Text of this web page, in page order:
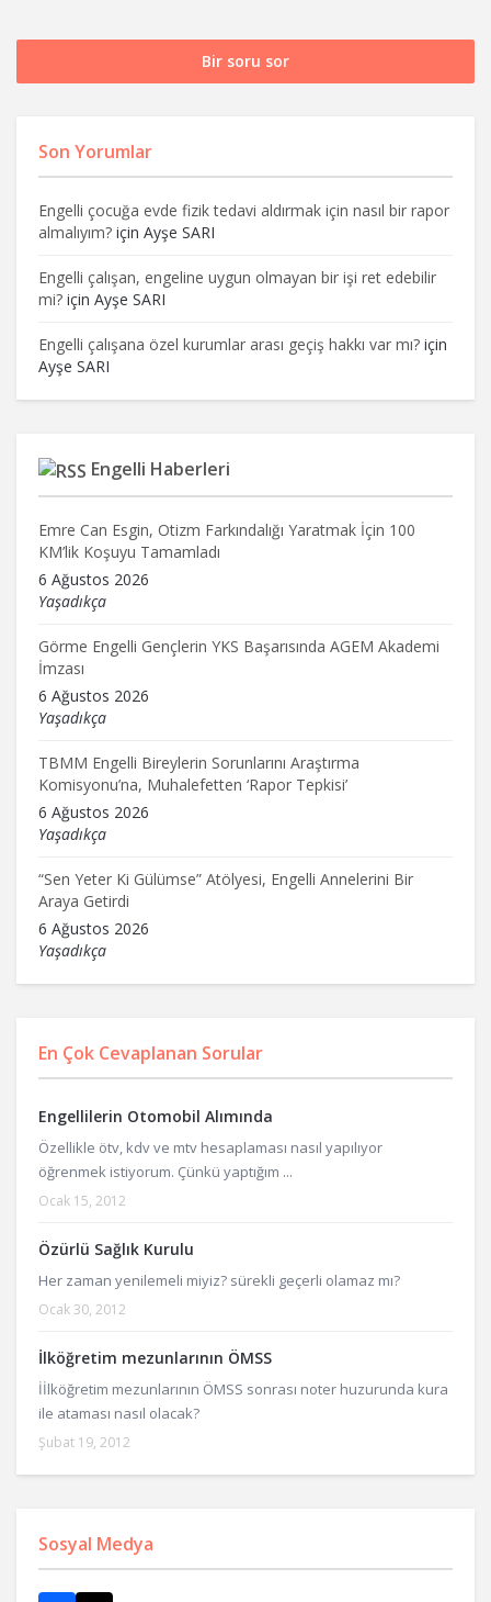
Bir soru sor
Son Yorumlar
Engelli çocuğa evde fizik tedavi aldırmak için nasıl bir rapor
almalıyım? için Ayşe SARI
Engelli çalışan, engeline uygun olmayan bir işi ret edebilir
mi? için Ayşe SARI
Engelli çalışana özel kurumlar arası geçiş hakkı var mı? için
Ayşe SARI
Engelli Haberleri
Emre Can Esgin, Otizm Farkındalığı Yaratmak İçin 100
KM’lik Koşuyu Tamamladı
6 Ağustos 2026
Yaşadıkça
Görme Engelli Gençlerin YKS Başarısında AGEM Akademi
İmzası
6 Ağustos 2026
Yaşadıkça
TBMM Engelli Bireylerin Sorunlarını Araştırma
Komisyonu’na, Muhalefetten ‘Rapor Tepkisi’
6 Ağustos 2026
Yaşadıkça
“Sen Yeter Ki Gülümse” Atölyesi, Engelli Annelerini Bir
Araya Getirdi
6 Ağustos 2026
Yaşadıkça
En Çok Cevaplanan Sorular
Engellilerin Otomobil Alımında
Özellikle ötv, kdv ve mtv hesaplaması nasıl yapılıyor
öğrenmek istiyorum. Çünkü yaptığım ...
Ocak 15, 2012
Özürlü Sağlık Kurulu
Her zaman yenilemeli miyiz? sürekli geçerli olamaz mı?
Ocak 30, 2012
İlköğretim mezunlarının ÖMSS
İİlköğretim mezunlarının ÖMSS sonrası noter huzurunda kura
ile ataması nasıl olacak?
Şubat 19, 2012
Sosyal Medya